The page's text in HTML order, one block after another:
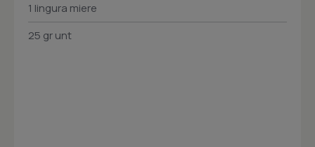
1 lingura miere
25 gr unt